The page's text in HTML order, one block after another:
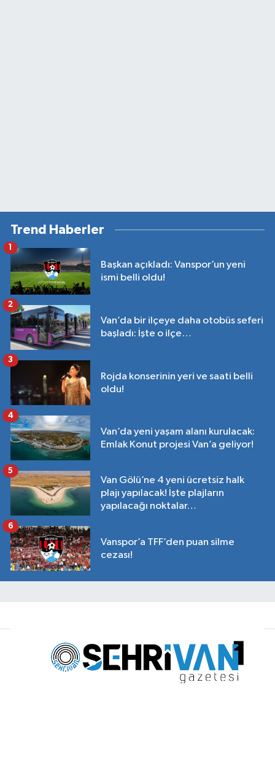
Trend Haberler
Başkan açıkladı: Vanspor’un yeni
ismi belli oldu!
1
Van’da bir ilçeye daha otobüs seferi
başladı: İşte o ilçe…
2
Rojda konserinin yeri ve saati belli
oldu!
3
Van’da yeni yaşam alanı kurulacak:
Emlak Konut projesi Van’a geliyor!
4
Van Gölü’ne 4 yeni ücretsiz halk
plajı yapılacak! İşte plajların
yapılacağı noktalar…
5
Vanspor’a TFF’den puan silme
cezası!
6